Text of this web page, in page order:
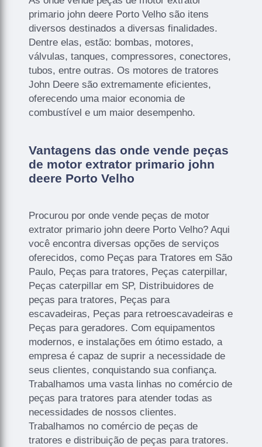
primario john deere Porto Velho são itens
diversos destinados a diversas finalidades.
Dentre elas, estão: bombas, motores,
válvulas, tanques, compressores, conectores,
tubos, entre outras. Os motores de tratores
John Deere são extremamente eficientes,
oferecendo uma maior economia de
combustível e um maior desempenho.
Vantagens das onde vende peças
de motor extrator primario john
deere Porto Velho
Procurou por onde vende peças de motor
extrator primario john deere Porto Velho? Aqui
você encontra diversas opções de serviços
oferecidos, como Peças para Tratores em São
Paulo, Peças para tratores, Peças caterpillar,
Peças caterpillar em SP, Distribuidores de
peças para tratores, Peças para
escavadeiras, Peças para retroescavadeiras e
Peças para geradores. Com equipamentos
modernos, e instalações em ótimo estado, a
empresa é capaz de suprir a necessidade de
seus clientes, conquistando sua confiança.
Trabalhamos uma vasta linhas no comércio de
peças para tratores para atender todas as
necessidades de nossos clientes.
Trabalhamos no comércio de peças de
tratores e distribuição de peças para tratores.